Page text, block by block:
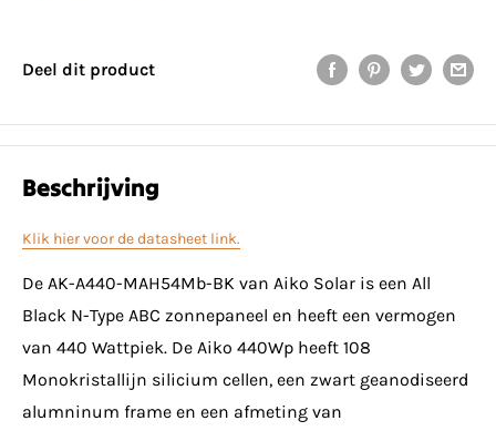
Deel dit product
Beschrijving
Klik hier voor de datasheet link.
De AK-A440-MAH54Mb-BK van Aiko Solar is een All
Black N-Type ABC zonnepaneel en heeft een vermogen
van 440 Wattpiek. De Aiko 440Wp heeft 108
Monokristallijn silicium cellen, een zwart geanodiseerd
alumninum frame en een afmeting van